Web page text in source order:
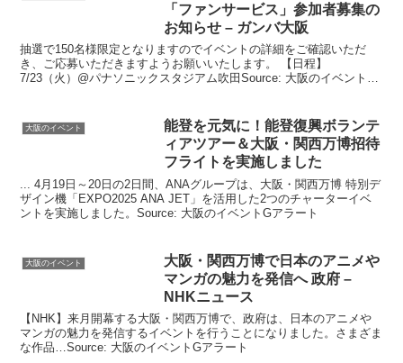
「ファンサービス」参加者募集の
お知らせ – ガンバ大阪
抽選で150名様限定となりますのでイベントの詳細をご確認いただ
き、ご応募いただきますようお願いいたします。 【日程】
7/23（火）@パナソニックスタジアム吹田Source: 大阪のイベントG
大阪のイベント
能登を元気に！能登復興ボランテ
ィアツアー＆大阪 ・関西万博招待
フライトを実施しました
... 4月19日～20日の2日間、ANAグループは、大阪・関西万博 特別デ
ザイン機「EXPO2025 ANA JET」を活用した2つのチャーターイベ
ントを実施しました。Source: 大阪のイベントGアラート
大阪のイベント 大阪 ・関西万博で日本のアニメや
マンガの魅力を発信へ 政府 –
NHKニュース
【NHK】来月開幕する大阪・関西万博で、政府は、日本のアニメや
マンガの魅力を発信するイベントを行うことになりました。さまざま
な作品…Source: 大阪のイベントGアラート